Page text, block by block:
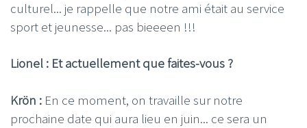
culturel... je rappelle que notre ami était au service
sport et jeunesse... pas bieeeen !!!
Lionel : Et actuellement que faites-vous ?
Krön : En ce moment, on travaille sur notre
prochaine date qui aura lieu en juin... ce sera un